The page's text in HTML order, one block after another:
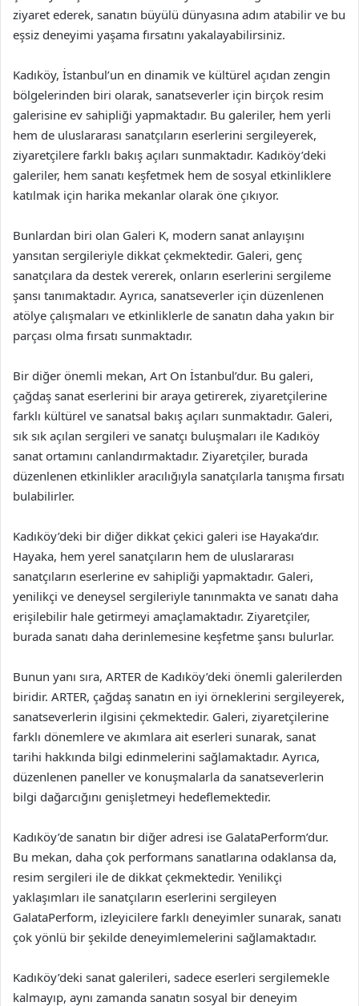
ziyaret ederek, sanatın büyülü dünyasına adım atabilir ve bu
eşsiz deneyimi yaşama fırsatını yakalayabilirsiniz.
Kadıköy, İstanbul’un en dinamik ve kültürel açıdan zengin
bölgelerinden biri olarak, sanatseverler için birçok resim
galerisine ev sahipliği yapmaktadır. Bu galeriler, hem yerli
hem de uluslararası sanatçıların eserlerini sergileyerek,
ziyaretçilere farklı bakış açıları sunmaktadır. Kadıköy’deki
galeriler, hem sanatı keşfetmek hem de sosyal etkinliklere
katılmak için harika mekanlar olarak öne çıkıyor.
Bunlardan biri olan Galeri K, modern sanat anlayışını
yansıtan sergileriyle dikkat çekmektedir. Galeri, genç
sanatçılara da destek vererek, onların eserlerini sergileme
şansı tanımaktadır. Ayrıca, sanatseverler için düzenlenen
atölye çalışmaları ve etkinliklerle de sanatın daha yakın bir
parçası olma fırsatı sunmaktadır.
Bir diğer önemli mekan, Art On İstanbul’dur. Bu galeri,
çağdaş sanat eserlerini bir araya getirerek, ziyaretçilerine
farklı kültürel ve sanatsal bakış açıları sunmaktadır. Galeri,
sık sık açılan sergileri ve sanatçı buluşmaları ile Kadıköy
sanat ortamını canlandırmaktadır. Ziyaretçiler, burada
düzenlenen etkinlikler aracılığıyla sanatçılarla tanışma fırsatı
bulabilirler.
Kadıköy’deki bir diğer dikkat çekici galeri ise Hayaka’dır.
Hayaka, hem yerel sanatçıların hem de uluslararası
sanatçıların eserlerine ev sahipliği yapmaktadır. Galeri,
yenilikçi ve deneysel sergileriyle tanınmakta ve sanatı daha
erişilebilir hale getirmeyi amaçlamaktadır. Ziyaretçiler,
burada sanatı daha derinlemesine keşfetme şansı bulurlar.
Bunun yanı sıra, ARTER de Kadıköy’deki önemli galerilerden
biridir. ARTER, çağdaş sanatın en iyi örneklerini sergileyerek,
sanatseverlerin ilgisini çekmektedir. Galeri, ziyaretçilerine
farklı dönemlere ve akımlara ait eserleri sunarak, sanat
tarihi hakkında bilgi edinmelerini sağlamaktadır. Ayrıca,
düzenlenen paneller ve konuşmalarla da sanatseverlerin
bilgi dağarcığını genişletmeyi hedeflemektedir.
Kadıköy’de sanatın bir diğer adresi ise GalataPerform’dur.
Bu mekan, daha çok performans sanatlarına odaklansa da,
resim sergileri ile de dikkat çekmektedir. Yenilikçi
yaklaşımları ile sanatçıların eserlerini sergileyen
GalataPerform, izleyicilere farklı deneyimler sunarak, sanatı
çok yönlü bir şekilde deneyimlemelerini sağlamaktadır.
Kadıköy’deki sanat galerileri, sadece eserleri sergilemekle
kalmayıp, aynı zamanda sanatın sosyal bir deneyim